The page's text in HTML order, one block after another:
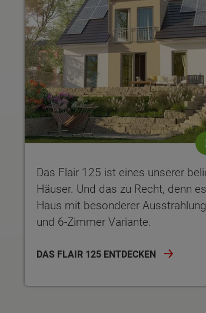
Das Flair 125 ist eines unserer
Häuser. Und das zu Recht, denn
Haus mit besonderer
und 6-Zimmer Variante.
DAS FLAIR 125 ENTDECKEN